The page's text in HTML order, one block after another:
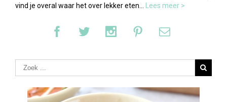
vind je overal waar het over lekker eten...
Lees meer >